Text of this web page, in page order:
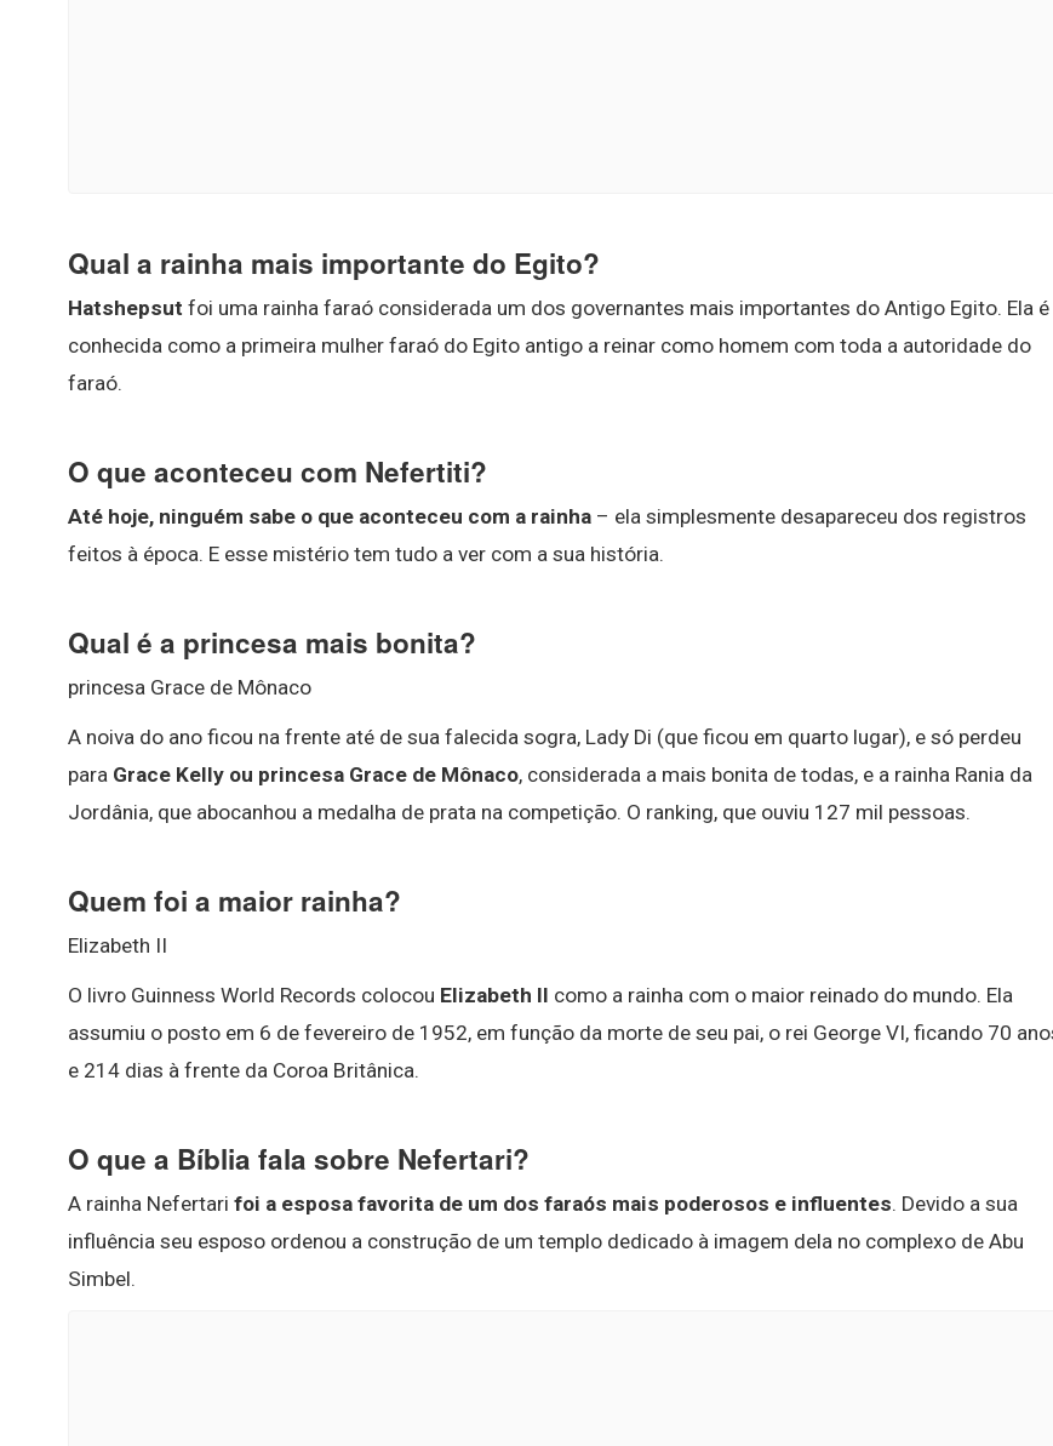
Qual a rainha mais importante do Egito?
Hatshepsut foi uma rainha faraó considerada um dos governantes mais importantes do Antigo Egito. Ela é
conhecida como a primeira mulher faraó do Egito antigo a reinar como homem com toda a autoridade do
faraó.
O que aconteceu com Nefertiti?
Até hoje, ninguém sabe o que aconteceu com a rainha – ela simplesmente desapareceu dos registros
feitos à época. E esse mistério tem tudo a ver com a sua história.
Qual é a princesa mais bonita?
princesa Grace de Mônaco
A noiva do ano ficou na frente até de sua falecida sogra, Lady Di (que ficou em quarto lugar), e só perdeu
para Grace Kelly ou princesa Grace de Mônaco, considerada a mais bonita de todas, e a rainha Rania da
Jordânia, que abocanhou a medalha de prata na competição. O ranking, que ouviu 127 mil pessoas.
Quem foi a maior rainha?
Elizabeth II
O livro Guinness World Records colocou Elizabeth II como a rainha com o maior reinado do mundo. Ela
assumiu o posto em 6 de fevereiro de 1952, em função da morte de seu pai, o rei George VI, ficando 70
e 214 dias à frente da Coroa Britânica.
O que a Bíblia fala sobre Nefertari?
A rainha Nefertari foi a esposa favorita de um dos faraós mais poderosos e influentes. Devido a sua
influência seu esposo ordenou a construção de um templo dedicado à imagem dela no complexo de Abu
Simbel.